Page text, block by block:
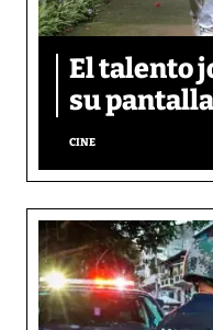
El talento
su pantalla​
CINE